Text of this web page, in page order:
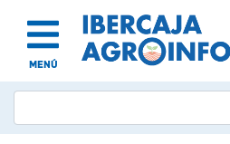
MENÚ